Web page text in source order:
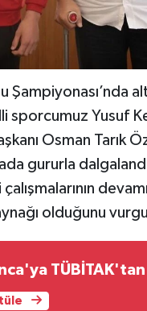
Şampiyonası’nda
sporcumuz Yusuf
Osman Tarık
gururla
olduğunu